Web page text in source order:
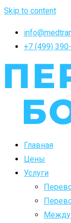
Skip to content
+7 (499)
Главная
Цены
Услуги